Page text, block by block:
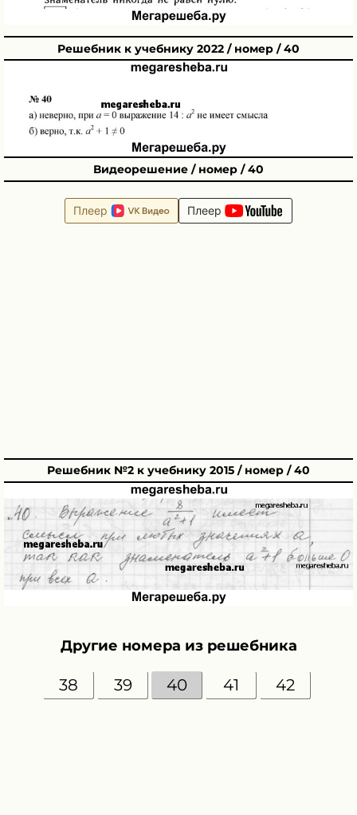
Решебник к учебнику 2022 / номер / 40
Видеорешение / номер / 40
Плеер Плеер
Решебник №2 к учебнику 2015 / номер / 40
Другие номера из решебника
38 39 40 41 42